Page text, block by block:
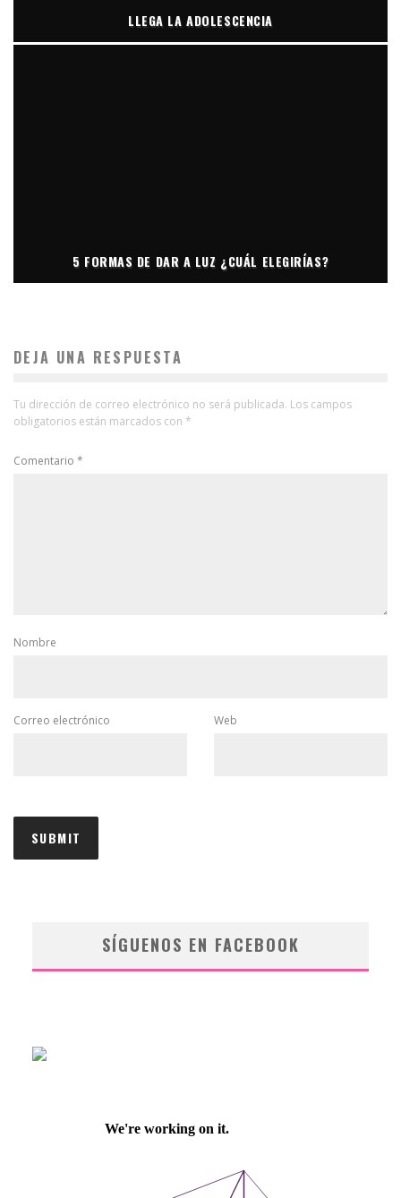
LLEGA LA ADOLESCENCIA
5 FORMAS DE DAR A LUZ ¿CUÁL ELEGIRÍAS?
DEJA UNA RESPUESTA
Tu dirección de correo electrónico no será publicada. Los campos
obligatorios están marcados con *
Comentario *
Nombre
Correo electrónico Web
SÍGUENOS EN FACEBOOK